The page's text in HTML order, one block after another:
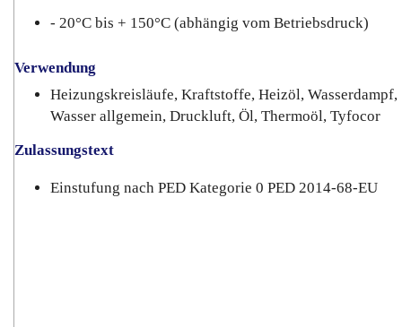
- 20°C bis + 150°C (abhängig vom Betriebsdruck)
Verwendung
Heizungskreisläufe, Kraftstoffe, Heizöl, Wasserdampf,
Wasser allgemein, Druckluft, Öl, Thermoöl, Tyfocor
Zulassungstext
Einstufung nach PED Kategorie 0 PED 2014-68-EU